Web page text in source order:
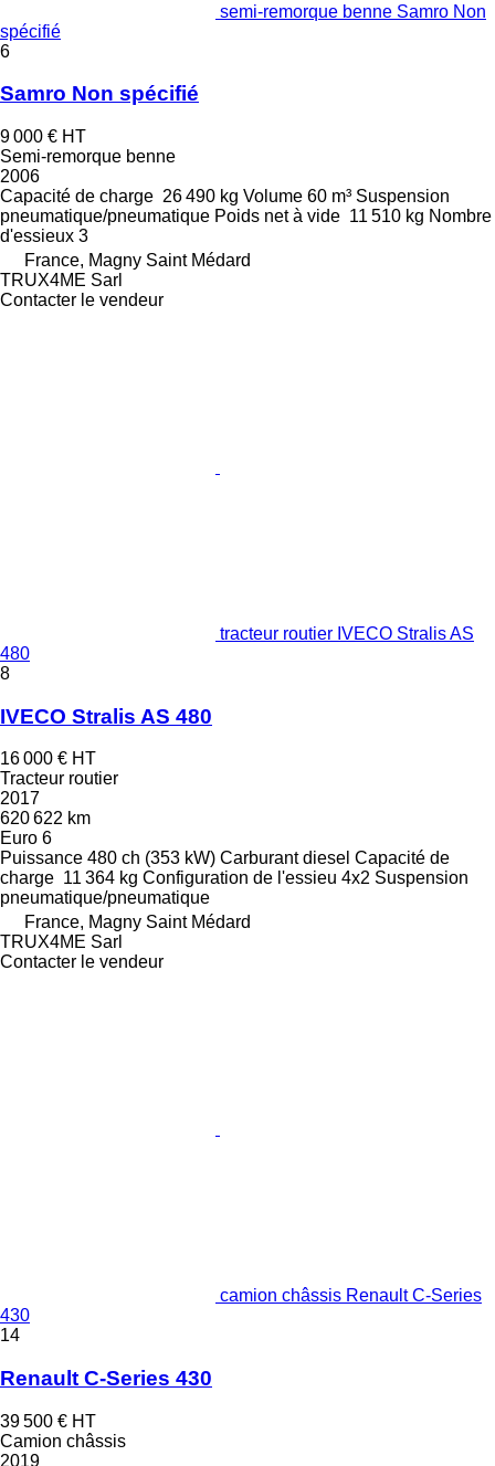
semi-remorque benne Samro Non
spécifié
6
Samro Non spécifié
9 000 € HT
Semi-remorque benne
2006
Capacité de charge 26 490 kg Volume 60 m³ Suspension
pneumatique/pneumatique Poids net à vide 11 510 kg Nombre
d'essieux 3
France, Magny Saint Médard
TRUX4ME Sarl
Contacter le vendeur
tracteur routier IVECO Stralis AS
480
8
IVECO Stralis AS 480
16 000 € HT
Tracteur routier
2017
620 622 km
Euro 6
Puissance 480 ch (353 kW) Carburant diesel Capacité de
charge 11 364 kg Configuration de l'essieu 4x2 Suspension
pneumatique/pneumatique
France, Magny Saint Médard
TRUX4ME Sarl
Contacter le vendeur
camion châssis Renault C-Series
430
14
Renault C-Series 430
39 500 € HT
Camion châssis
2019